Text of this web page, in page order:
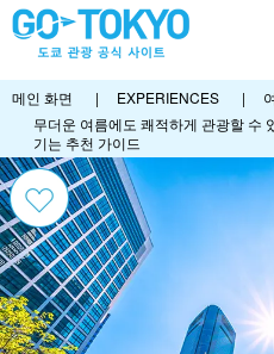
메인 화면 | EXPERIENCES |
무더운 여름에도 쾌적하게 관광할 수
기는 추천 가이드